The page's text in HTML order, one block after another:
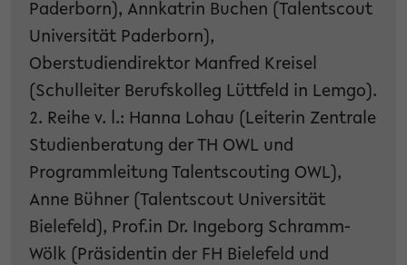
Paderborn), Annkatrin Buchen (Talentscout
Universität Paderborn),
Oberstudiendirektor Manfred Kreisel
(Schulleiter Berufskolleg Lüttfeld in Lemgo).
2. Reihe v. l.: Hanna Lohau (Leiterin Zentrale
Studienberatung der TH OWL und
Programmleitung Talentscouting OWL),
Anne Bühner (Talentscout Universität
Bielefeld), Prof.in Dr. Ingeborg Schramm-
Wölk (Präsidentin der FH Bielefeld und